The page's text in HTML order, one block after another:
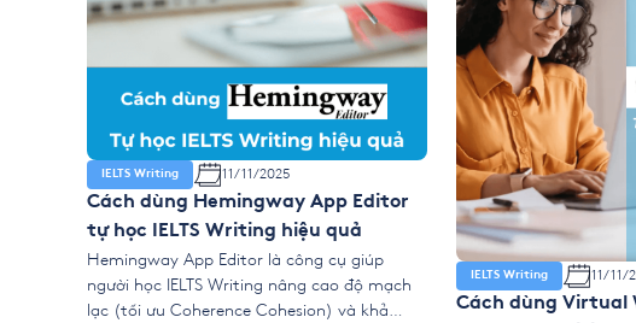
IELTS Writing 11/11/2025
Cách dùng Hemingway App Editor
tự học IELTS Writing hiệu quả
Hemingway App Editor là công cụ giúp
người học IELTS Writing nâng cao độ mạch
lạc (tối ưu Coherence Cohesion) và khả
IELTS Writing 11/11/
Cách dùng